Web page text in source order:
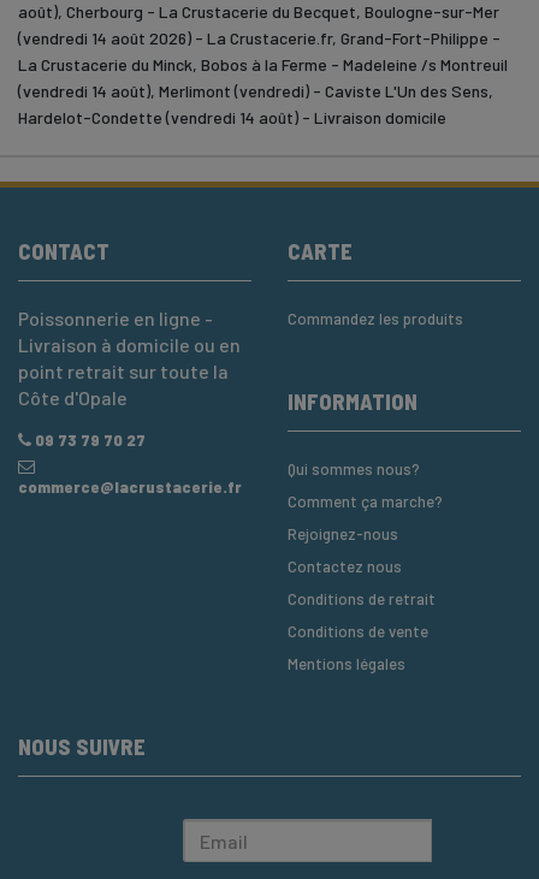
août), Cherbourg - La Crustacerie du Becquet, Boulogne-sur-Mer
(vendredi 14 août 2026) - La Crustacerie.fr, Grand-Fort-Philippe -
La Crustacerie du Minck, Bobos à la Ferme - Madeleine /s Montreuil
(vendredi 14 août), Merlimont (vendredi) - Caviste L'Un des Sens,
Hardelot-Condette (vendredi 14 août) - Livraison domicile
CONTACT
Poissonnerie en ligne -
Livraison à domicile ou en
point retrait sur toute la
Côte d'Opale
09 73 79 70 27
commerce@lacrustacerie.fr
CARTE
Commandez les produits
INFORMATION
Qui sommes nous?
Comment ça marche?
Rejoignez-nous
Contactez nous
Conditions de retrait
Conditions de vente
Mentions légales
NOUS SUIVRE